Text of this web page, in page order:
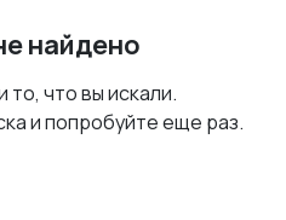
найдено
то, что вы искали.
и попробуйте еще раз.